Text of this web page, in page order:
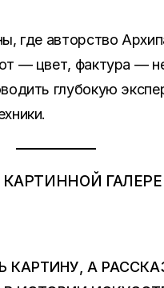
где авторство
— цвет, фактура —
глубокую
А